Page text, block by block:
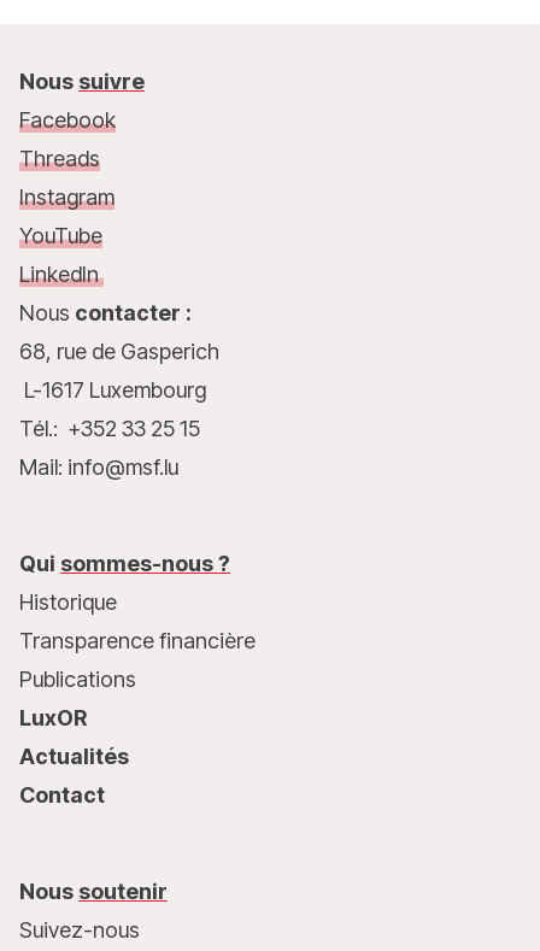
Nous suivre
Facebook
Threads
Instagram
YouTube
LinkedIn
Nous contacter :
68, rue de Gasperich
L-1617 Luxembourg
Tél.: +352 33 25 15
Mail: info@msf.lu
Qui sommes-nous ?
Historique
Transparence financière
Publications
LuxOR
Actualités
Contact
Nous soutenir
Suivez-nous